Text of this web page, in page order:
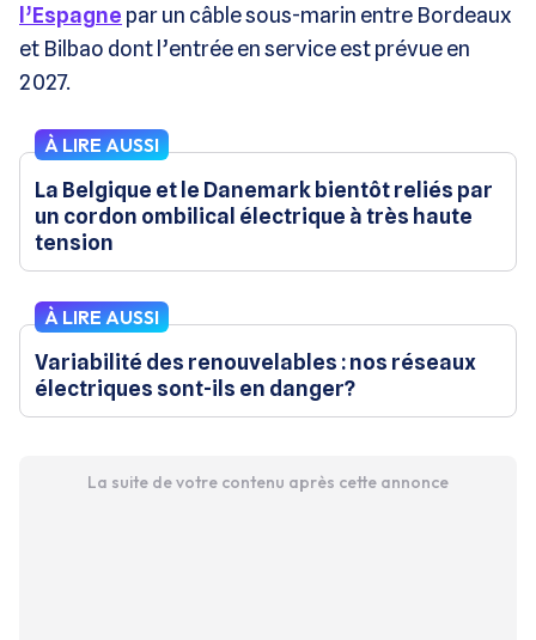
l’Espagne par un câble sous-marin entre Bordeaux
et Bilbao dont l’entrée en service est prévue en
2027.
À LIRE AUSSI
La Belgique et le Danemark bientôt reliés par
un cordon ombilical électrique à très haute
tension
À LIRE AUSSI
Variabilité des renouvelables : nos réseaux
électriques sont-ils en danger?
La suite de votre contenu après cette annonce